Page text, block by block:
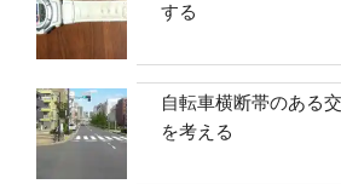
する
自転車横断帯のある
を考える